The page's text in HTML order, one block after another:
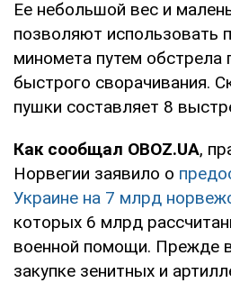
Ее небольшой вес и
позволяют использовать
миномета путем обстрела
быстрого сворачивания.
пушки составляет 8
Как сообщал OBOZ.UA,
Норвегии заявило о
Украине на 7 млрд
которых 6 млрд
военной помощи. Прежде
закупке зенитных и